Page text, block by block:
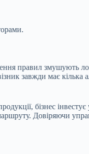
правил змушують
завжди має кілька
бізнес інвестує
Довіряючи